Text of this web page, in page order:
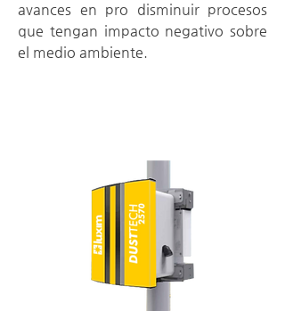
avances en pro disminuir procesos
que tengan impacto negativo sobre
el medio ambiente.